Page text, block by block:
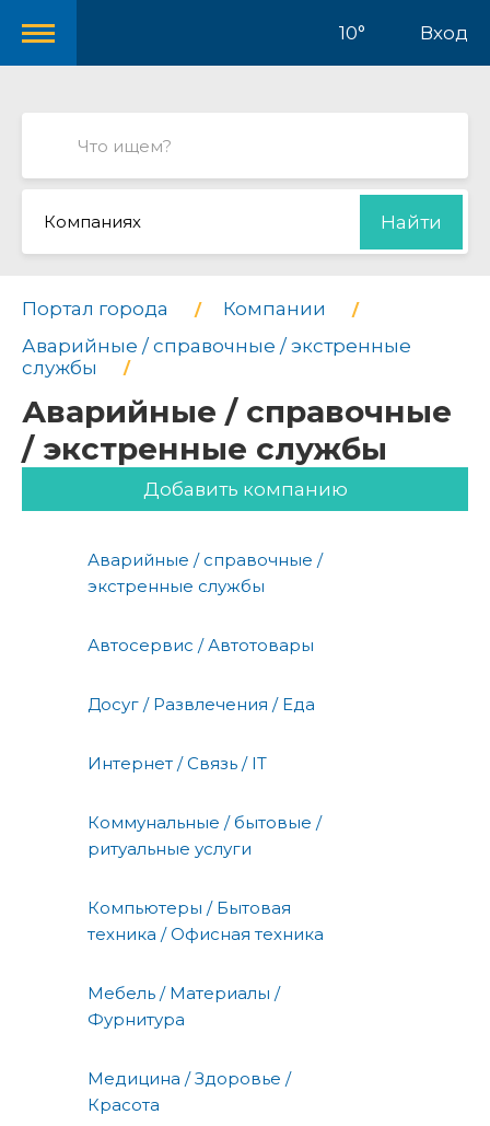
10° Вход
Компаниях Найти
Портал города
Компании
Аварийные / справочные / экстренные
службы
Аварийные / справочные
/ экстренные службы
Добавить компанию
Аварийные / справочные /
экстренные службы
Автосервис / Автотовары
Досуг / Развлечения / Еда
Интернет / Связь / IT
Коммунальные / бытовые /
ритуальные услуги
Компьютеры / Бытовая
техника / Офисная техника
Мебель / Материалы /
Фурнитура
Медицина / Здоровье /
Красота